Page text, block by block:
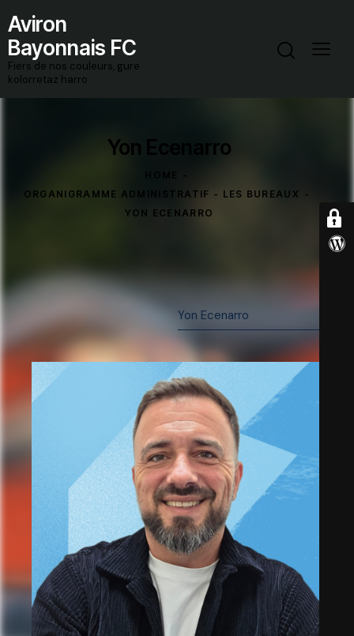
Aviron
Bayonnais FC
Fiers de nos couleurs, gure
kolorretaz harro
Yon Ecenarro
ORGANIGRAMME ADMINISTRATIF - LES BUREAUX
YON ECENARRO